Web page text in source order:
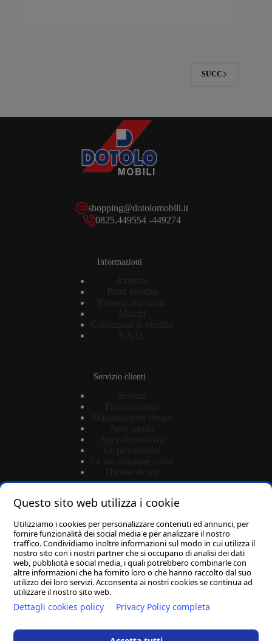
Questo sito web utilizza i cookie
Utilizziamo i cookies per personalizzare contenuti ed annunci, per
fornire funzionalità dei social media e per analizzare il nostro
traffico. Condividiamo inoltre informazioni sul modo in cui utilizza il
nostro sito con i nostri partner che si occupano di analisi dei dati
web, pubblicità e social media, i quali potrebbero combinarle con
altre informazioni che ha fornito loro o che hanno raccolto dal suo
utilizzo dei loro servizi. Acconsenta ai nostri cookies se continua ad
utilizzare il nostro sito web.
Dettagli cookies policy Privacy Policy completa
SUCC
shopping@dotolomobili.it
0825.449554 -449274
Informazioni
Servizio clienti
Login
Password dimenticata?
Carrello
D.M. ARREDA S.R.L. -Via Porta di Ferro SNC
C.F. e P.IVA 02965170646-Capitale Sociale: 10.000,00€ I.V.